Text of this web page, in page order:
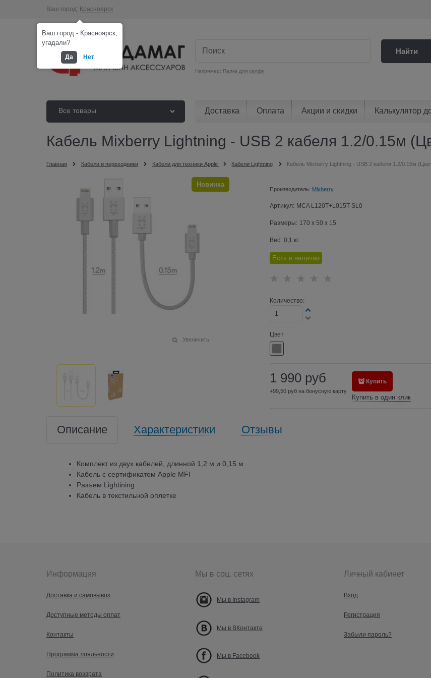
Ваш город: Красноярск
Например: Палка для селфи
Найти
Все товары Доставка Оплата Акции и скидки Калькулятор
Кабель Mixberry Lightning - USB 2 кабеля 1.2/0.15м
Главная Кабели и переходники Кабели для техники Apple Кабели Lightning Кабель Mixberry Lightning - USB 2 кабеля 1.2/0.15м
Новинка
Увеличить
Производитель: Mixberry
Артикул: MCA L120T+L015T-SL0
Размеры: 170 x 50 x 15
Вес: 0,1 кг.
Есть в наличии
Количество:
Цвет
1 990 руб
+99,50 руб на бонусную карту
Купить
Купить в один клик
Описание Характеристики Отзывы
Комплект из двух кабелей, длинной 1,2 м и 0,15 м
Кабель с сертификатом Apple MFI
Разъем Lightining
Кабель в текстильной оплетке
Информация
Доставка и самовывоз
Доступные методы оплат
Контакты
Программа лояльности
Политика возврата
Мы в соц. сетях
Мы в Instagram
Мы в ВКонтакте
Мы в Facebook
Личный кабинет
Вход
Регистрация
Забыли пароль?
Ваш город - Красноярск,
угадали?
Да Нет